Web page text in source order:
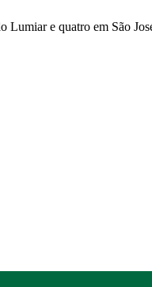
Lumiar e quatro em São